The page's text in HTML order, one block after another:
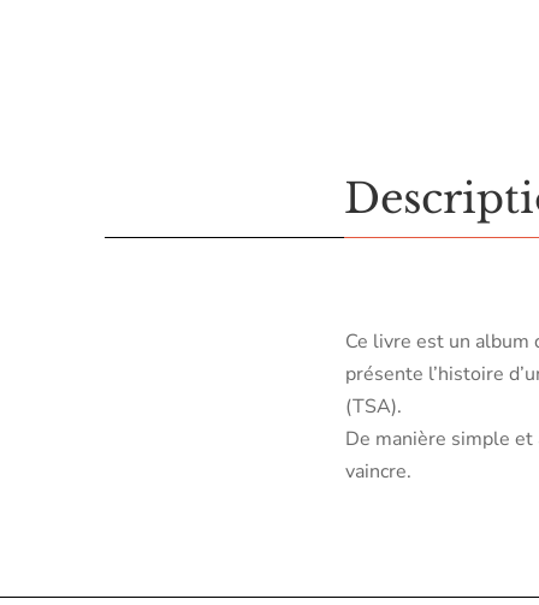
Ce livre est un album
présente l’histoire
(TSA).
De manière simple et
vaincre.